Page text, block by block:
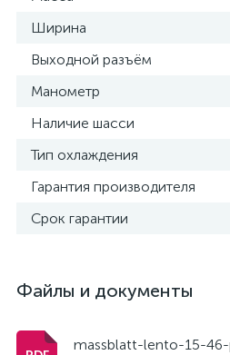
Ширина
Выходной разъём
Манометр
Наличие шасси
Тип охлаждения
Гарантия производителя
Срок гарантии
Файлы и документы
massblatt-lento-15-